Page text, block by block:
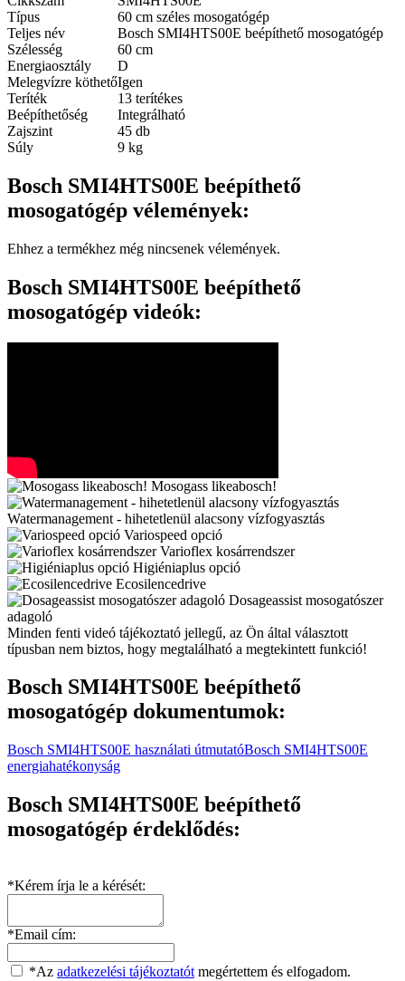
Típus
60 cm széles mosogatógép
Teljes név
Bosch SMI4HTS00E beépíthető mosogatógép
Szélesség
60 cm
Energiaosztály
D
Melegvízre köthetőIgen
Teríték
13 terítékes
Beépíthetőség
Integrálható
Zajszint
45 db
Súly
9 kg
Bosch SMI4HTS00E beépíthető
mosogatógép vélemények:
Ehhez a termékhez még nincsenek vélemények.
Bosch SMI4HTS00E beépíthető
mosogatógép videók:
Mosogass likeabosch!
Watermanagement - hihetetlenül alacsony vízfogyasztás
Variospeed opció
Varioflex kosárrendszer
Higiéniaplus opció
Ecosilencedrive
Dosageassist mosogatószer
adagoló
Minden fenti videó tájékoztató jellegű, az Ön által választott
típusban nem biztos, hogy megtalálható a megtekintett funkció!
Bosch SMI4HTS00E beépíthető
mosogatógép dokumentumok:
Bosch SMI4HTS00E használati útmutatóBosch SMI4HTS00E
energiahatékonyság
Bosch SMI4HTS00E beépíthető
mosogatógép érdeklődés:
*Kérem írja le a kérését:
*Email cím:
*Az adatkezelési tájékoztatót megértettem és elfogadom.